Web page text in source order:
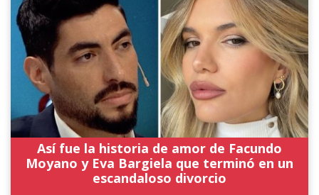
Así fue la historia de amor de Facundo
Moyano y Eva Bargiela que terminó en un
escandaloso divorcio